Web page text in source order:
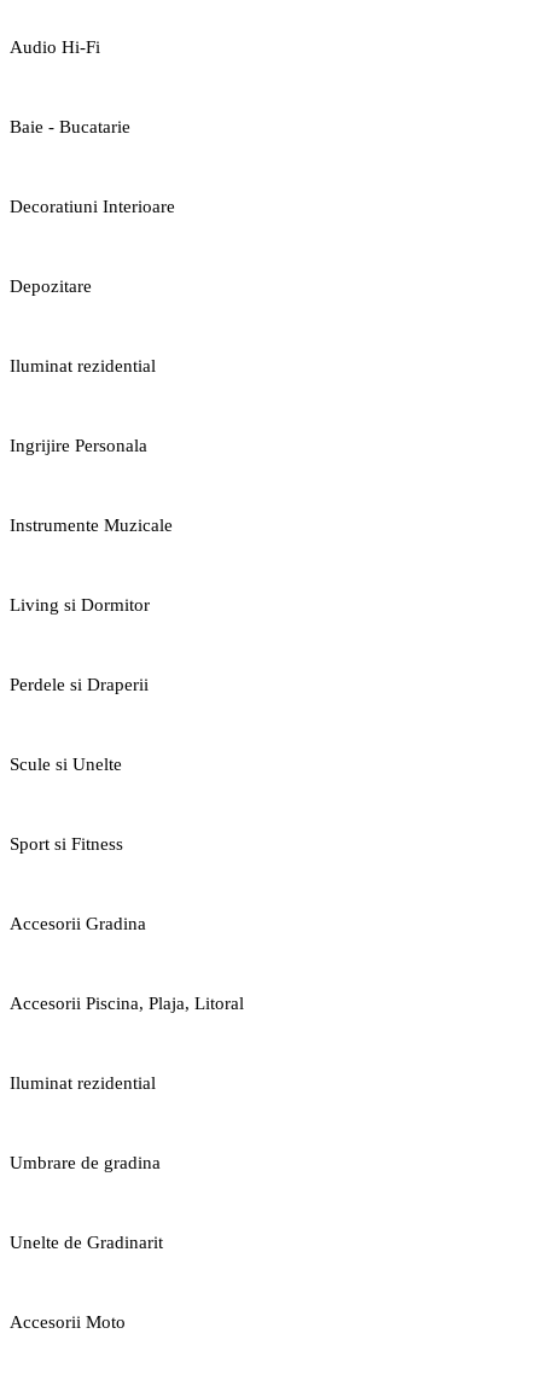
Audio Hi-Fi
Baie - Bucatarie
Decoratiuni Interioare
Depozitare
Iluminat rezidential
Ingrijire Personala
Instrumente Muzicale
Living si Dormitor
Perdele si Draperii
Scule si Unelte
Sport si Fitness
Accesorii Gradina
Accesorii Piscina, Plaja, Litoral
Iluminat rezidential
Umbrare de gradina
Unelte de Gradinarit
Accesorii Moto